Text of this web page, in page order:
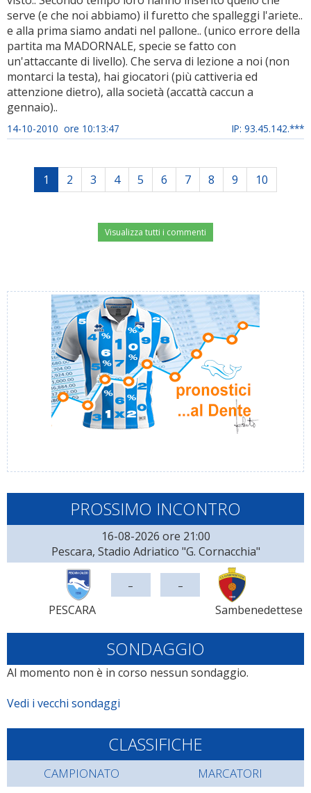
serve (e che noi abbiamo) il furetto che spalleggi l'ariete..
e alla prima siamo andati nel pallone.. (unico errore della
partita ma MADORNALE, specie se fatto con
un'attaccante di livello). Che serva di lezione a noi (non
montarci la testa), hai giocatori (più cattiveria ed
attenzione dietro), alla società (accattà caccun a
gennaio)..
14-10-2010 ore 10:13:47 IP: 93.45.142.***
1 2 3 4 5 6 7 8 9 10
Visualizza tutti i commenti
PROSSIMO INCONTRO
16-08-2026 ore 21:00
Pescara, Stadio Adriatico "G. Cornacchia"
PESCARA
- -
Sambenedettese
SONDAGGIO
Al momento non è in corso nessun sondaggio.
Vedi i vecchi sondaggi
CLASSIFICHE
CAMPIONATO MARCATORI